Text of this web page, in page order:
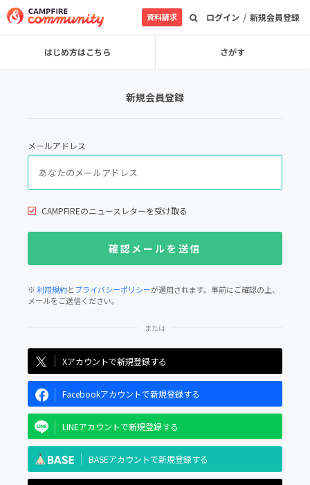
ログイン / 新規会員登録
資料請求
はじめ方はこちら さがす
新規会員登録
メールアドレス
CAMPFIREのニュースレターを受け取る
※利用規約とプライバシーポリシーが適用されます。事前にご確認の上、
メールをご送信ください。
Xアカウントで新規登録する
Facebookアカウントで新規登録する
LINEアカウントで新規登録する
BASEアカウントで新規登録する